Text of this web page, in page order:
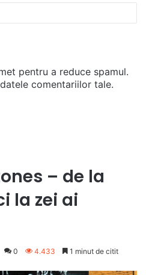
pentru a reduce spamul.
comentariilor tale.